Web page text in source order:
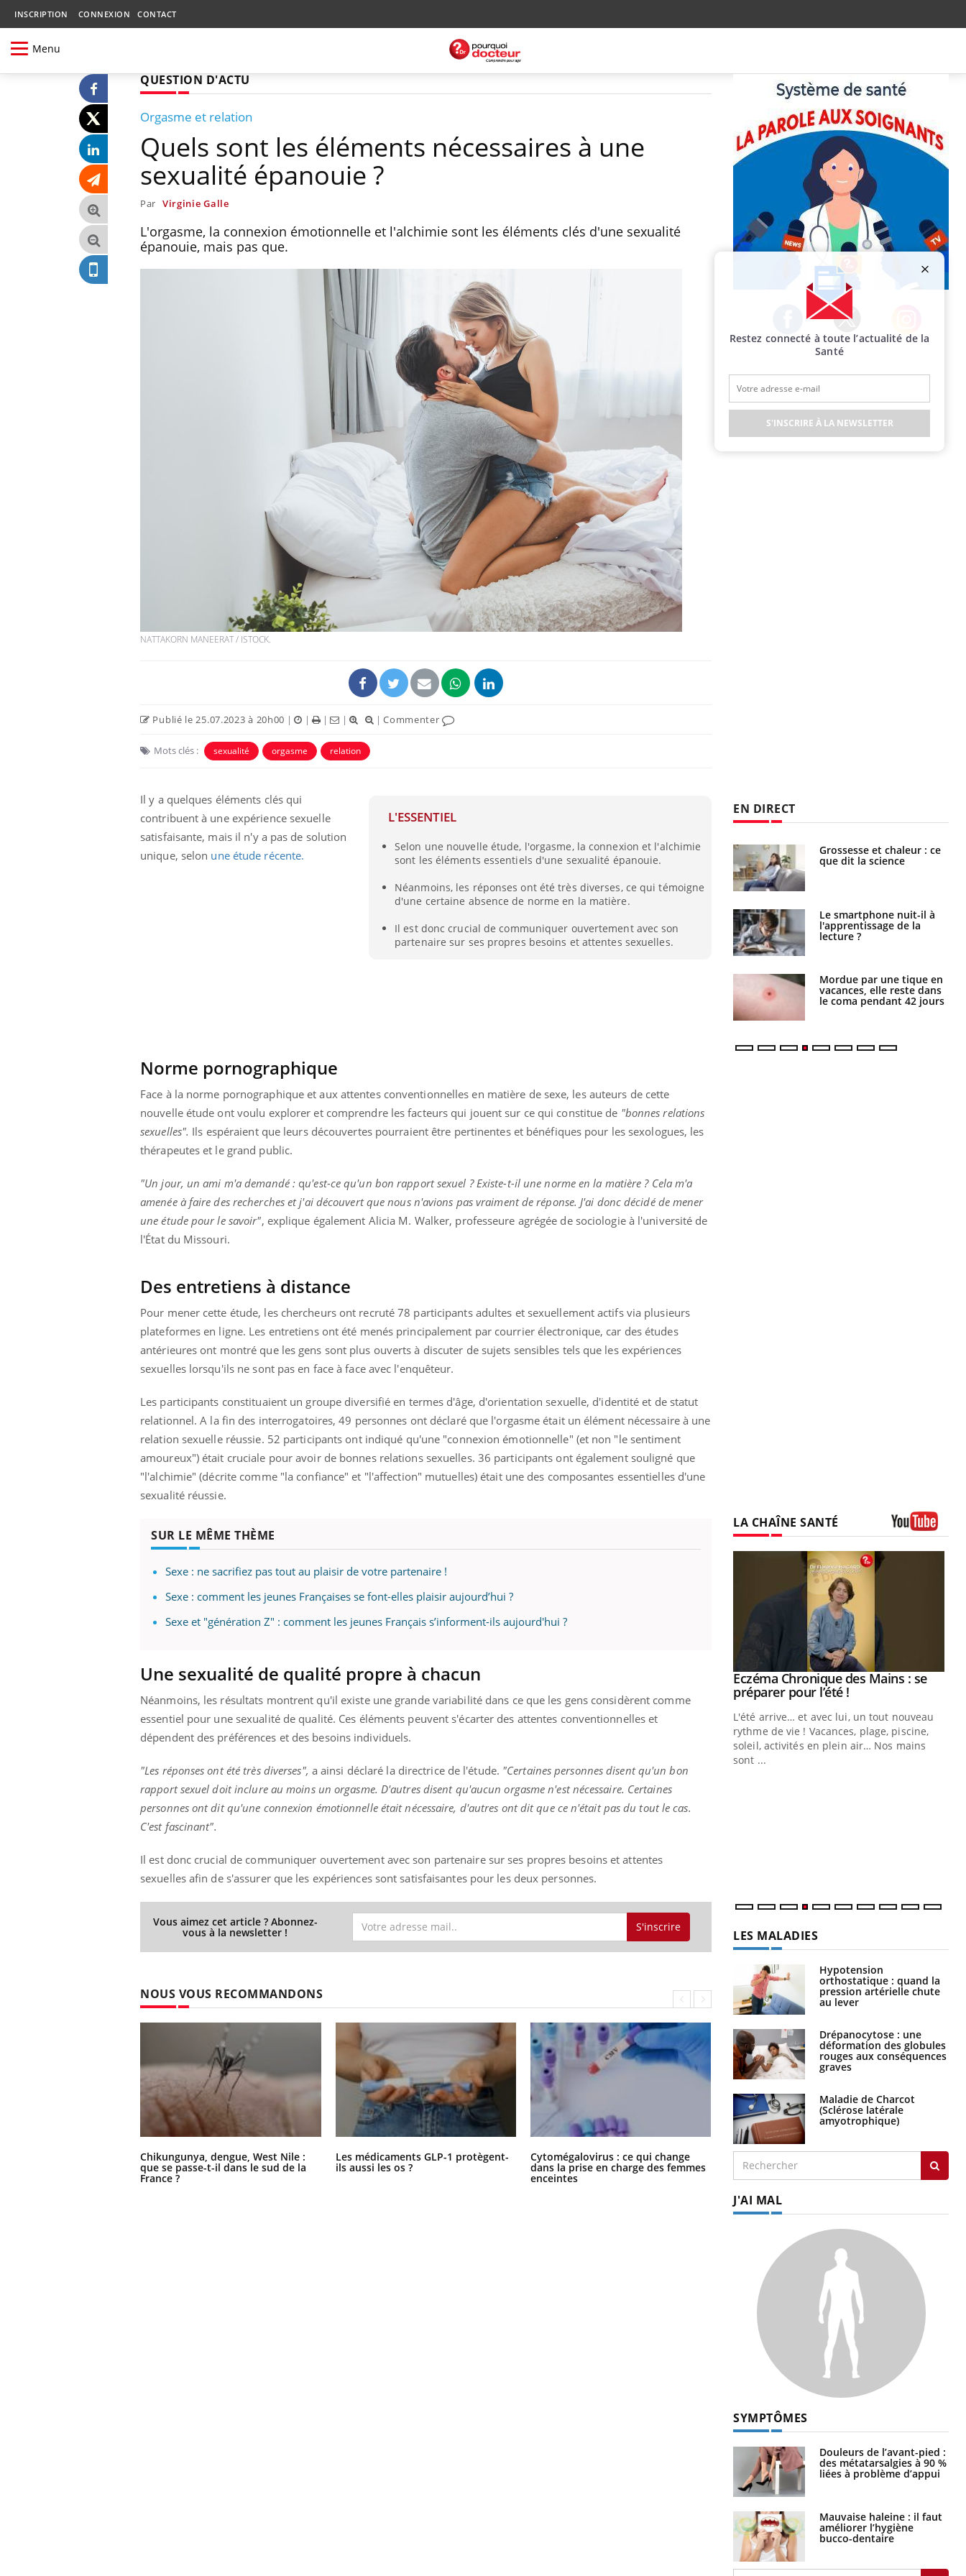
INSCRIPTION CONNEXION CONTACT
Menu
QUESTION D'ACTU
Orgasme et relation
Quels sont les éléments nécessaires à une
sexualité épanouie ?
Par Virginie Galle
L'orgasme, la connexion émotionnelle et l'alchimie sont les éléments clés d'une sexualité
épanouie, mais pas que.
NATTAKORN MANEERAT / ISTOCK.
Publié le 25.07.2023 à 20h00 | | | | |Commenter
Mots clés : sexualité orgasme relation
L'ESSENTIEL
Selon une nouvelle étude, l'orgasme, la connexion et l'alchimie
sont les éléments essentiels d'une sexualité épanouie.
Néanmoins, les réponses ont été très diverses, ce qui témoigne
d'une certaine absence de norme en la matière.
Il est donc crucial de communiquer ouvertement avec son
partenaire sur ses propres besoins et attentes sexuelles.
Il y a quelques éléments clés qui
contribuent à une expérience sexuelle
satisfaisante, mais il n'y a pas de solution
unique, selon une étude récente.
Norme pornographique
Face à la norme pornographique et aux attentes conventionnelles en matière de sexe, les auteurs de cette
nouvelle étude ont voulu explorer et comprendre les facteurs qui jouent sur ce qui constitue de "bonnes relations
sexuelles". Ils espéraient que leurs découvertes pourraient être pertinentes et bénéfiques pour les sexologues, les
thérapeutes et le grand public.
"Un jour, un ami m'a demandé : qu'est-ce qu'un bon rapport sexuel ? Existe-t-il une norme en la matière ? Cela m'a
amenée à faire des recherches et j'ai découvert que nous n'avions pas vraiment de réponse. J'ai donc décidé de mener
une étude pour le savoir", explique également Alicia M. Walker, professeure agrégée de sociologie à l'université de
l'État du Missouri.
Des entretiens à distance
Pour mener cette étude, les chercheurs ont recruté 78 participants adultes et sexuellement actifs via plusieurs
plateformes en ligne. Les entretiens ont été menés principalement par courrier électronique, car des études
antérieures ont montré que les gens sont plus ouverts à discuter de sujets sensibles tels que les expériences
sexuelles lorsqu'ils ne sont pas en face à face avec l'enquêteur.
Les participants constituaient un groupe diversifié en termes d'âge, d'orientation sexuelle, d'identité et de statut
relationnel. A la fin des interrogatoires, 49 personnes ont déclaré que l'orgasme était un élément nécessaire à une
relation sexuelle réussie. 52 participants ont indiqué qu'une "connexion émotionnelle" (et non "le sentiment
amoureux") était cruciale pour avoir de bonnes relations sexuelles. 36 participants ont également souligné que
"l'alchimie" (décrite comme "la confiance" et "l'affection" mutuelles) était une des composantes essentielles d'une
sexualité réussie.
SUR LE MÊME THÈME
Sexe : ne sacrifiez pas tout au plaisir de votre partenaire !
Sexe : comment les jeunes Françaises se font-elles plaisir aujourd’hui ?
Sexe et "génération Z" : comment les jeunes Français s’informent-ils aujourd'hui ?
Une sexualité de qualité propre à chacun
Néanmoins, les résultats montrent qu'il existe une grande variabilité dans ce que les gens considèrent comme
essentiel pour une sexualité de qualité. Ces éléments peuvent s'écarter des attentes conventionnelles et
dépendent des préférences et des besoins individuels.
"Les réponses ont été très diverses", a ainsi déclaré la directrice de l'étude. "Certaines personnes disent qu'un bon
rapport sexuel doit inclure au moins un orgasme. D'autres disent qu'aucun orgasme n'est nécessaire. Certaines
personnes ont dit qu'une connexion émotionnelle était nécessaire, d'autres ont dit que ce n'était pas du tout le cas.
C'est fascinant".
Il est donc crucial de communiquer ouvertement avec son partenaire sur ses propres besoins et attentes
sexuelles afin de s'assurer que les expériences sont satisfaisantes pour les deux personnes.
Vous aimez cet article ? Abonnez-
vous à la newsletter ! S'inscrire
NOUS VOUS RECOMMANDONS
Chikungunya, dengue, West Nile :
que se passe-t-il dans le sud de la
France ?
Les médicaments GLP-1 protègent-
ils aussi les os ?
Cytomégalovirus : ce qui change
dans la prise en charge des femmes
enceintes
La sieste empêche-t-elle de dormir
la nuit ?
Facebook Twitter Instagram
EN DIRECT
Chikungunya, dengue,
West Nile : que se passe-
La sieste empêche-t-elle
de dormir la nuit ?
tous les jours se profile-t-
elle enfin ?
Fortes chaleurs :
pourquoi le risque de
freiner la propagation du
cancer ?
Grossesse et chaleur : ce
que dit la science
Le smartphone nuit-il à
l'apprentissage de la
lecture ?
Mordue par une tique en
vacances, elle reste dans
le coma pendant 42 jours
LA CHAÎNE SANTÉ
Eczéma Chronique des Mains :
expliquer ma maladie Youtube
Il y a des sujets qui sont faciles à aborder...
d'autres non ! D'un côté, poser des
questions sur la maladie d'un proche c'est
prévenirYoutube
Fatigue, irritabilité, brouillard mental ou
osait en parler?? Youtube
En 2026, l'insuline dans le diabète de type 2
Youtube
Eczéma Chronique des Mains : se
préparer pour l’été !Youtube
L'été arrive… et avec lui, un tout nouveau
rythme de vie ! Vacances, plage, piscine,
soleil, activités en plein air… Nos mains
sont ...
LES MALADIES
Hypotension
orthostatique : quand la
pression artérielle chute
au lever
Drépanocytose : une
déformation des globules
rouges aux conséquences
graves
Maladie de Charcot
(Sclérose latérale
amyotrophique)
J'AI MAL
SYMPTÔMES
Douleurs de l’avant-pied :
des métatarsalgies à 90 %
liées à problème d’appui
Mauvaise haleine : il faut
améliorer l’hygiène
bucco-dentaire
Restez connecté à toute l’actualité de la
Santé
S'INSCRIRE À LA NEWSLETTER